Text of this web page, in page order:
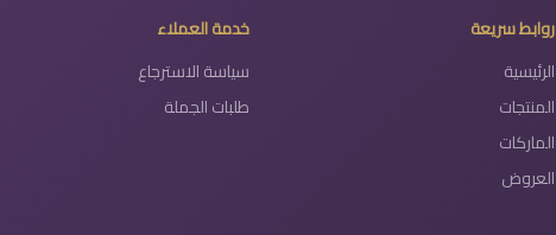
روابط سريعة
الرئيسية
المنتجات
الماركات
العروض
خدمة العملاء
سياسة الاسترجاع
طلبات الجملة